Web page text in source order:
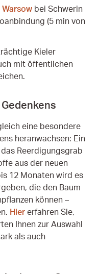
Warsowbei Schwerin
(5 min von
Kieler
mit öffentlichen
eine besondere
heranwachsen: Ein
Reerdigungsgrab
aus der neuen
12 Monaten wird es
die den Baum
können –
Hiererfahren Sie,
Ihnen zur Auswahl
als auch